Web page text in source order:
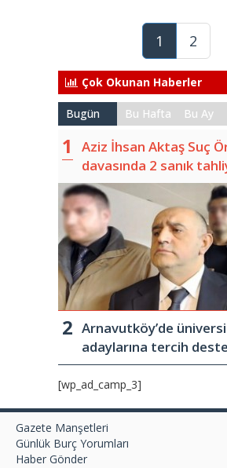
1 2
Çok Okunan Haberler
Bugün Bu Hafta Bu Ay
Aziz İhsan Aktaş Suç
davasında 2 sanık
Arnavutköy’de
adaylarına tercih
[wp_ad_camp_3]
Gazete Manşetleri
Günlük Burç Yorumları
Haber Gönder